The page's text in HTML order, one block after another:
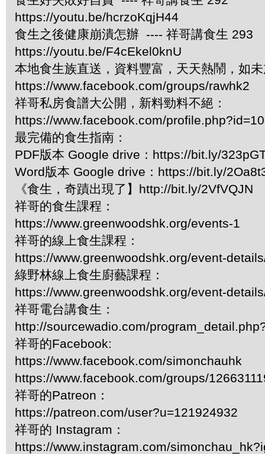
https://youtu.be/hcrzoKqjH44
食生之後健康崩潰怎辦 ---- 祥哥講食生 293
https://youtu.be/F4cEkel0knU
本地食生族直送，資料豐富，天天熱鬧，如
https://www.facebook.com/groups/rawhk2
祥哥私房食譜大公開，新料勁料不絕：
https://www.facebook.com/
最完備的食生指南：
PDF版本 Google drive：https://bit.ly/
Word版本 Google drive：https://bit.ly/
《食生，奇蹟出現了】http://bit.ly/2VfVQJN
祥哥的食生課程：
https://www.greenwoodshk.org/events-1
祥哥的線上食生課程：
https://www.greenwoodshk.org/event-
綠野林線上食生廚藝課程：
https://www.greenwoodshk.org/event-
祥哥電台講食生：
http://sourcewadio.com/
祥哥的Facebook:
https://www.facebook.com/simonchauhk
https://www.facebook.com/groups/
祥哥的Patreon：
https://patreon.com/user?u=121924932
祥哥的 Instagram：
https://www.instagram.com/